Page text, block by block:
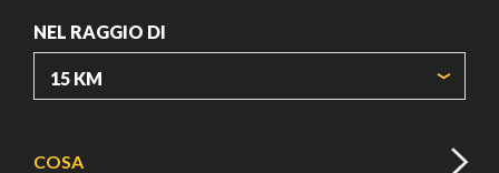
NEL RAGGIO DI
COSA